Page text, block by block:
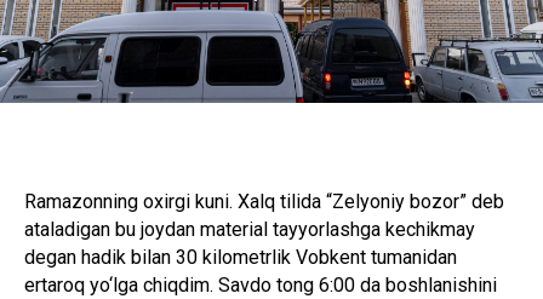
Ramazonning oxirgi kuni. Xalq tilida “Zelyoniy bozor” deb
ataladigan bu joydan material tayyorlashga kechikmay
degan hadik bilan 30 kilometrlik Vobkent tumanidan
ertaroq yo‘lga chiqdim. Savdo tong 6:00 da boshlanishini